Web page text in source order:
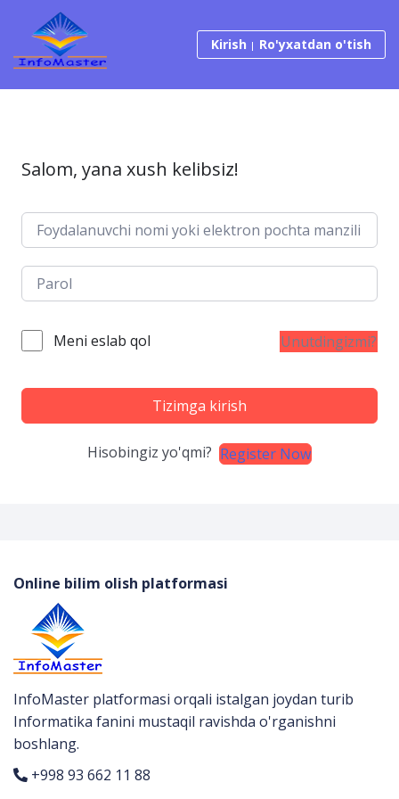
Tarkibga o‘tish
Kirish Ro'yxatdan o'tish
Salom, yana xush kelibsiz!
Meni eslab qol Unutdingizmi?
Tizimga kirish
Hisobingiz yo'qmi? Register Now
Online bilim olish platformasi
InfoMaster platformasi orqali istalgan joydan turib
Informatika fanini mustaqil ravishda o'rganishni
boshlang.
+998 93 662 11 88